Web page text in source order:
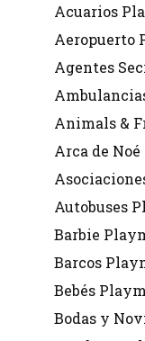
Acuarios
Aeropuerto
Agentes
Animals &
Arca de
Autobuses
Barbie
Barcos
Bebés
Bodas y